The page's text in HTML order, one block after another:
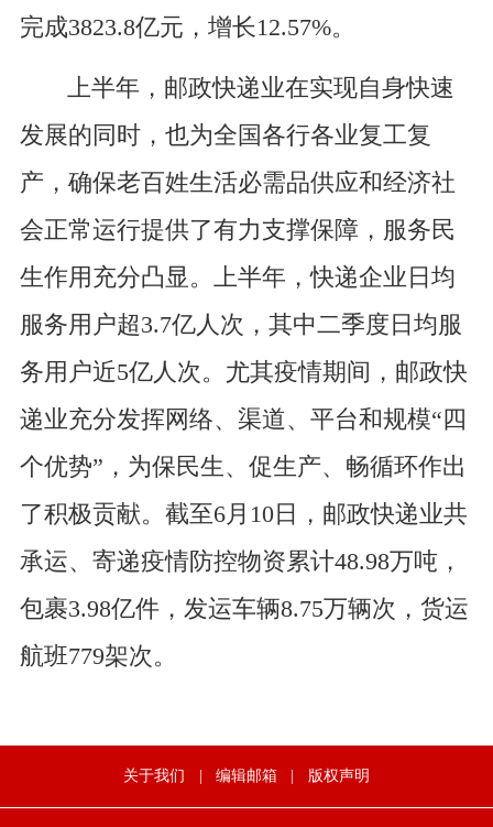
完成3823.8亿元，增长12.57%。
上半年，邮政快递业在实现自身快速
发展的同时，也为全国各行各业复工复
产，确保老百姓生活必需品供应和经济社
会正常运行提供了有力支撑保障，服务民
生作用充分凸显。上半年，快递企业日均
服务用户超3.7亿人次，其中二季度日均服
务用户近5亿人次。尤其疫情期间，邮政快
递业充分发挥网络、渠道、平台和规模“四
个优势”，为保民生、促生产、畅循环作出
了积极贡献。截至6月10日，邮政快递业共
承运、寄递疫情防控物资累计48.98万吨，
包裹3.98亿件，发运车辆8.75万辆次，货运
航班779架次。
关于我们 | 编辑邮箱 | 版权声明